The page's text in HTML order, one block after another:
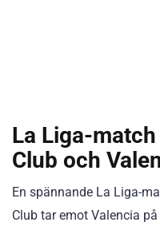
La Liga-
Club och
En spännande La Liga-
Club tar emot Valencia